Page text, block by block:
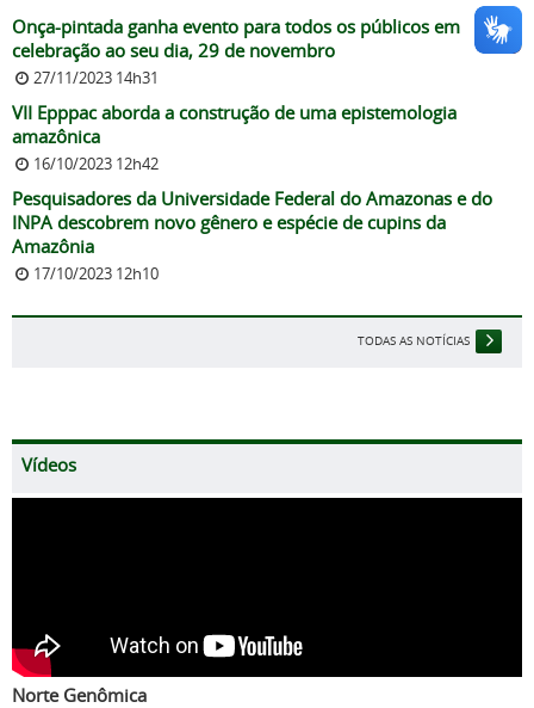
Onça-pintada ganha evento para todos os públicos em
celebração ao seu dia, 29 de novembro
27/11/2023 14h31
VII Epppac aborda a construção de uma epistemologia
amazônica
16/10/2023 12h42
Pesquisadores da Universidade Federal do Amazonas e do
INPA descobrem novo gênero e espécie de cupins da
Amazônia
17/10/2023 12h10
TODAS AS NOTÍCIAS
Vídeos
Norte Genômica